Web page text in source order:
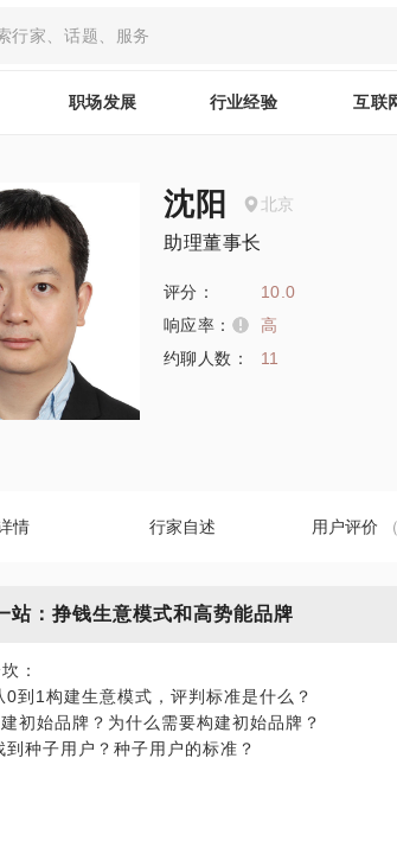
职场发展 行业经验 互联
沈阳 北京
助理董事长
评分：
10.0
响应率：
高
约聊人数：
11
情 行家自述 用户评价
站：挣钱生意模式和高势能品牌
：
0到1构建生意模式，评判标准是什么？
初始品牌？为什么需要构建初始品牌？
种子用户？种子用户的标准？